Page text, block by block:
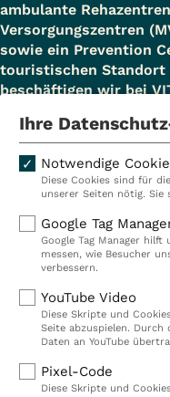
ambulante
Versorgungszentren
sowie ein Prevention
touristischen Standort
beschäftigen wir bei
Kliniken
Reha
Prävention
VITREA Deutschland
Ihre
Notwendige
Diese Cookies sind für
unserer Seiten nötig. Sie
Google Tag
Google Tag Manager
messen, wie Besucher
verbessern.
YouTube Video
Diese Skripte und
Seite abzuspielen. Durch
Daten an YouTube
Pixel-Code
Diese Skripte und